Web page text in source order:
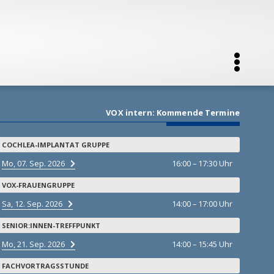
Mitarbeiter:innen im Projekt
VOX intern: Kommende Termine
COCHLEA-IMPLANTAT GRUPPE
Mo, 07. Sep. 2026 16:00 – 17:30 Uhr
VOX-FRAUENGRUPPE
Sa, 12. Sep. 2026 14:00 – 17:00 Uhr
SENIOR:INNEN-TREFFPUNKT
Mo, 21. Sep. 2026 14:00 – 15:45 Uhr
FACHVORTRAGSSTUNDE